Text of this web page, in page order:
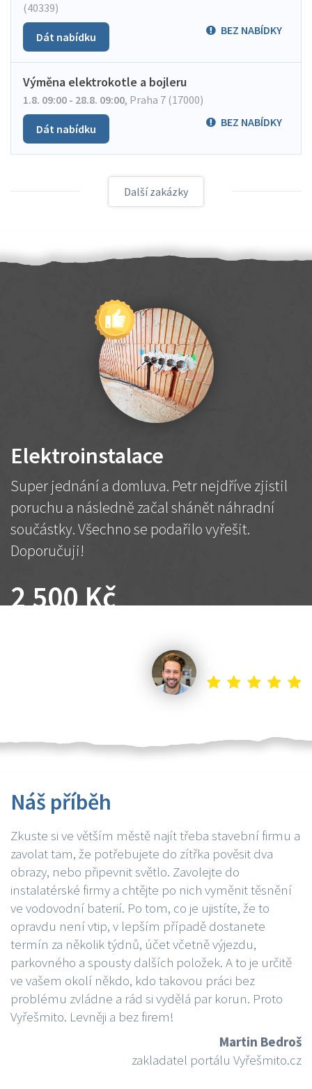
(40339)
BEZ NABÍDKY
Dát nabídku
Výměna elektrokotle a bojleru
1.8. 09:00 - 28.8. 09:00, Praha 7 (17000)
BEZ NABÍDKY
Dát nabídku
Další zakázky
Elektroinstalace
Super jednání a domluva. Petr nejdříve zjistil
poruchu a následně začal shánět náhradní
součástky. Všechno se podařilo vyřešit.
Doporučuji!
2 500 Kč
Náš příběh
Zkuste si ve větším městě najít třeba stavební firmu a
zavolat tam, že potřebujete do zítřka pověsit dva
obrazy, nebo připevnit světlo. Zavolejte do
instalatérské firmy a chtějte po nich vyměnit těsnění
ve vodovodní baterií. Po tom, co je ujistíte, že to
opravdu není vtip, v lepším případě dostanete
termín za několik týdnů, účet včetně výjezdu,
parkovného a spousty dalších položek. A to je určitě
ve vašem okolí někdo, kdo takovou práci bez
problému zvládne a rád si vydělá par korun. Proto
Vyřešmito. Levněji a bez firem!
Martin Bedroš
zakladatel portálu Vyřešmito.cz